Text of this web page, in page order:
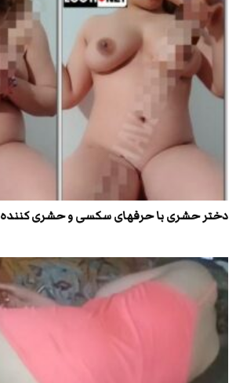
دختر حشری با حرفهای سکسی و حشری کننده